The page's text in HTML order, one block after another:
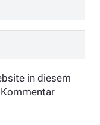
in diesem